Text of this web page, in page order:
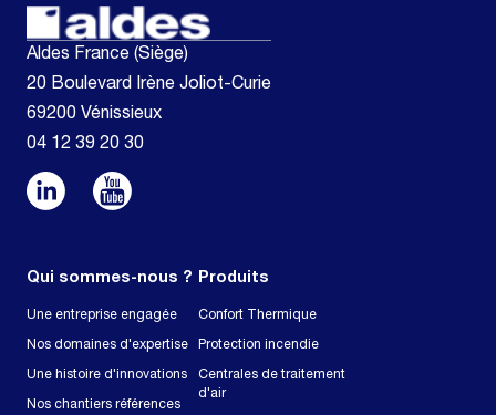
Aldes France (Siège)
20 Boulevard Irène Joliot-Curie
69200 Vénissieux
04 12 39 20 30
Qui sommes-nous ?
Une entreprise engagée
Nos domaines d'expertise
Une histoire d'innovations
Nos chantiers références
Produits
Confort Thermique
Protection incendie
Centrales de traitement
d'air